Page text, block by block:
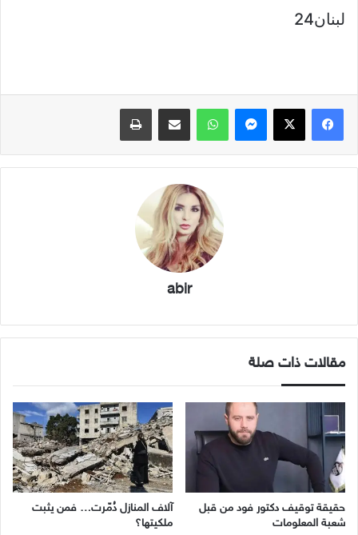
لبنان24
فيسبوك X ماسنجر واتساب مشاركة عبر البريد طباعة
abir
مقالات ذات صلة
حقيقة توقيف دكتور فود من قبل
شعبة المعلومات
آلاف المنازل دُمّرت… فمن يثبت
ملكيتها؟